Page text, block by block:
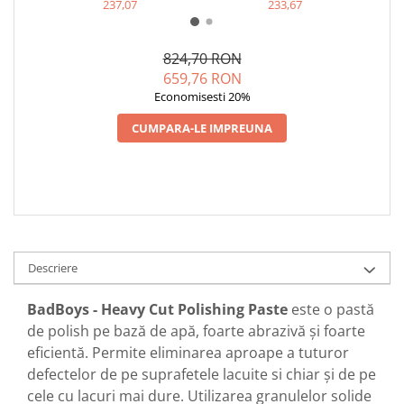
237,07
233,67
824,70 RON
659,76 RON
Economisesti 20%
CUMPARA-LE IMPREUNA
Descriere
BadBoys - Heavy Cut Polishing Paste este o pastă
de polish pe bază de apă, foarte abrazivă și foarte
eficientă. Permite eliminarea aproape a tuturor
defectelor de pe suprafetele lacuite si chiar și de pe
cele cu lacuri mai dure. Utilizarea granulelor solide